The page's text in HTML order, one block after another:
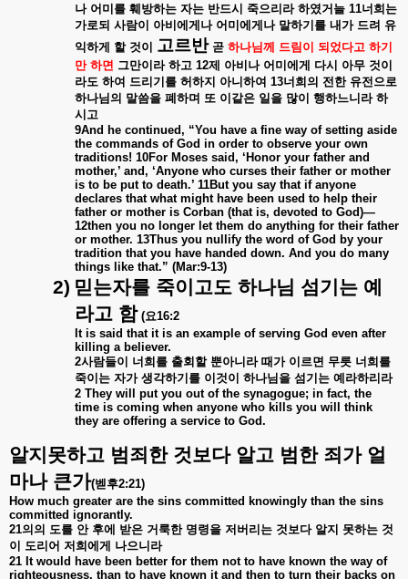
나 어미를 훼방하는 자는 반드시 죽으리라 하였거늘 11너희는
가로되 사람이 아비에게나 어미에게나 말하기를 내가 드려 유
익하게 할 것이 고르반 곧 하나님께 드림이 되었다고 하기
만 하면 그만이라 하고 12제 아비나 어미에게 다시 아무 것이
라도 하여 드리기를 허하지 아니하여 13너희의 전한 유전으로
하나님의 말씀을 폐하며 또 이같은 일을 많이 행하느니라 하
시고
9And he continued, “You have a fine way of setting aside
the commands of God in order to observe your own
traditions! 10For Moses said, ‘Honor your father and
mother,’ and, ‘Anyone who curses their father or mother
is to be put to death.’ 11But you say that if anyone
declares that what might have been used to help their
father or mother is Corban (that is, devoted to God)—
12then you no longer let them do anything for their father
or mother. 13Thus you nullify the word of God by your
tradition that you have handed down. And you do many
things like that.” (Mar:9-13)
2) 믿는자를 죽이고도 하나님 섬기는 예
라고 함(요16:2
It is said that it is an example of serving God even after
killing a believer.
2사람들이 너희를 출회할 뿐아니라 때가 이르면 무릇 너희를
죽이는 자가 생각하기를 이것이 하나님을 섬기는 예라하리라
2 They will put you out of the synagogue; in fact, the
time is coming when anyone who kills you will think
they are offering a service to God.
알지못하고 범죄한 것보다 알고 범한 죄가 얼
마나 큰가(벧후2:21)
How much greater are the sins committed knowingly than the sins
committed ignorantly.
21의의 도를 안 후에 받은 거룩한 명령을 저버리는 것보다 알지 못하는 것
이
도리어 저희에게 나으니라
21 It would have been better for them not to have known the way of
righteousness, than to have known it and then to turn their backs on